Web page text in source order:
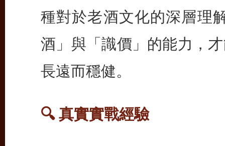
種對於老酒文化的深層理
酒」與「識價」的能力，
長遠而穩健。
🔍 真實實戰經驗